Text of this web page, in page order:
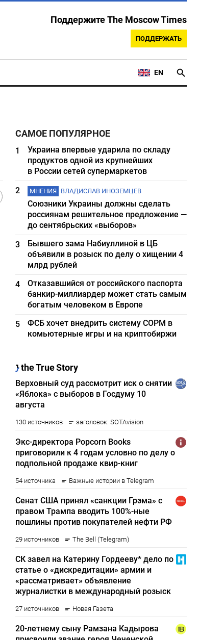
Поддержите The Moscow Times
ПОДДЕРЖАТЬ
EN
САМОЕ ПОПУЛЯРНОЕ
1
Украина впервые ударила по складу
продуктов одной из крупнейших
в России сетей супермаркетов
2
МНЕНИЯ ВЛАДИСЛАВ ИНОЗЕМЦЕВ
Союзники Украины должны сделать
россиянам решительное предложение —
до сентябрьских «выборов»
3
Бывшего зама Набиуллиной в ЦБ
объявили в розыск по делу о хищении 4
млрд рублей
4
Отказавшийся от российского паспорта
банкир-миллиардер может стать самым
богатым человеком в Европе
5
ФСБ хочет внедрить систему СОРМ в
комьютерные игры и на криптобиржи